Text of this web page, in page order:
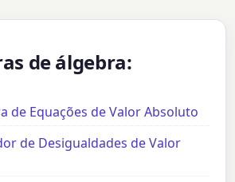
de álgebra:
de Equações de Valor Absoluto
de Desigualdades de Valor